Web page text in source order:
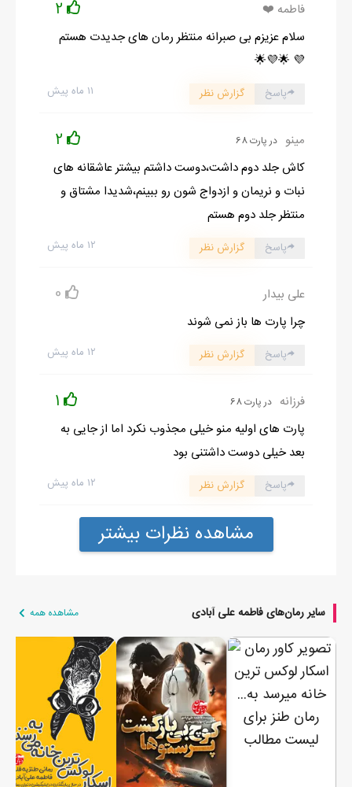
فاطمه ❤️ 2
سلام عزیزم بی صبرانه منتظر رمان های جدیدت هستم
💜 🌟💜🌟
۱۱ ماه پیش پاسخ گزارش نظر
مینو در پارت 68 2
کاش جلد دوم داشت،دوست داشتم بیشتر عاشقانه های
نبات و نریمان و ازدواج شون رو ببینم،شدیدا مشتاق و
منتظر جلد دوم هستم
۱۲ ماه پیش پاسخ گزارش نظر
علی بیدار 0
چرا پارت ها باز نمی شوند
۱۲ ماه پیش پاسخ گزارش نظر
فرزانه در پارت 68 1
پارت های اولیه منو خیلی مجذوب نکرد اما از جایی به
بعد خیلی دوست داشتنی بود
۱۲ ماه پیش پاسخ گزارش نظر
مشاهده نظرات بیشتر
سایر رمان‌های فاطمه علی آبادی مشاهده همه